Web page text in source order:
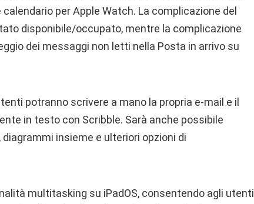
per Apple Watch. La complicazione del
disponibile/occupato, mentre la complicazione
dei messaggi non letti nella Posta in arrivo su
potranno scrivere a mano la propria e-mail e il
in testo con Scribble. Sarà anche possibile
insieme e ulteriori opzioni di
multitasking su iPadOS, consentendo agli utenti